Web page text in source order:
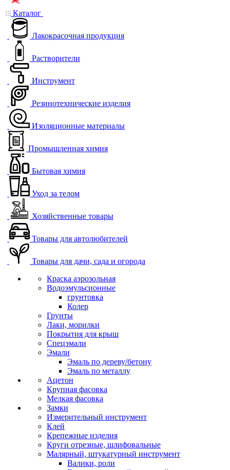
Каталог
Лакокрасочная продукция
Растворители
Инструмент
Резинотехнические изделия
Изоляционные материалы
Промышленная химия
Бытовая химия
Уход за телом
Хозяйственные товары
Товары для автолюбителей
Товары для дачи, сада и огорода
Краска аэрозольная
Водоэмульсионные
грунтовка
Колер
Грунты
Лаки, морилки
Покрытия для крыш
Спецэмали
Эмали
Эмаль по дереву/бетону
Эмаль по металлу
Ацетон
Крупная фасовка
Мелкая фасовка
Замки
Измерительный инструмент
Клей
Крепежные изделия
Круги отрезные, шлифовальные
Малярный, штукатурный инструмент
Валики, роли